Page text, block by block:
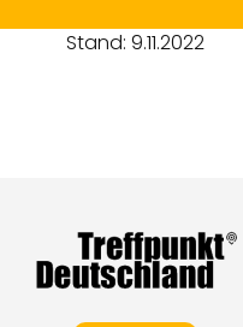
Stand: 9.11.2022